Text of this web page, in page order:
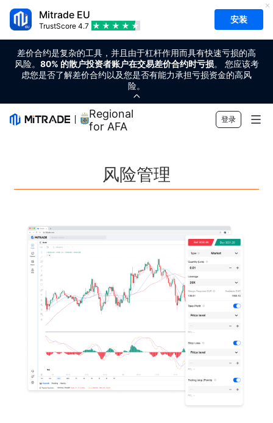
Mitrade EU
TrustScore 4.7
安装
差价合约是复杂的工具，并且由于杠杆作用而具有快速亏损的高
风险。 80% 的散户投资者账户在交易差价合约时亏损。 您应该考
虑您是否了解差价合约以及您是否有能力承担亏损资金的高风
险。
Regional Sponsor
for AFA
登录
加密货币
风险管理
成本和收费
财经日历
实时新闻
快速入门
关于Mitrade
AFA 赞助商
奖项及荣誉
工作机会
客户支持
联络我们
Deutsch
风险管理